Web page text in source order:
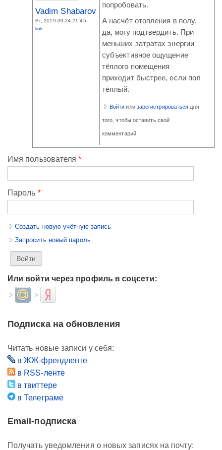
Vadim Shabarov
Вт, 2019-09-24 21:45
link
попробовать.
А насчёт отопления в полу,
да, могу подтвердить. При
меньших затратах энергии
субъективное ощущение
тёплого помещения
приходит быстрее, если пол
тёплый.
Войти или зарегистрироваться для
того, чтобы оставить свой
комментарий.
Имя пользователя*
Пароль *
Создать новую учётную запись
Запросить новый пароль
Или войти через профиль в соцсети:
Login with Mail.ruLogin with Яндекс
Подписка на обновления
Читать новые записи у себя:
в ЖЖ-френдленте
в RSS-ленте
в твиттере
в Телеграме
Email-подписка
Получать уведомления о новых записях на почту: